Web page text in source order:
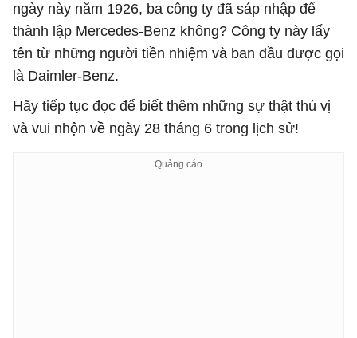
ngày này năm 1926, ba công ty đã sáp nhập để
thành lập Mercedes-Benz không? Công ty này lấy
tên từ những người tiền nhiệm và ban đầu được gọi
là Daimler-Benz.
Hãy tiếp tục đọc để biết thêm những sự thật thú vị
và vui nhộn về ngày 28 tháng 6 trong lịch sử!